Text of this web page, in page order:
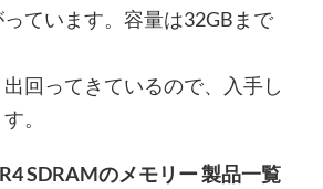
ています。容量は32GBまで
回ってきているので、入手し
。
SDRAMのメモリー 製品一覧